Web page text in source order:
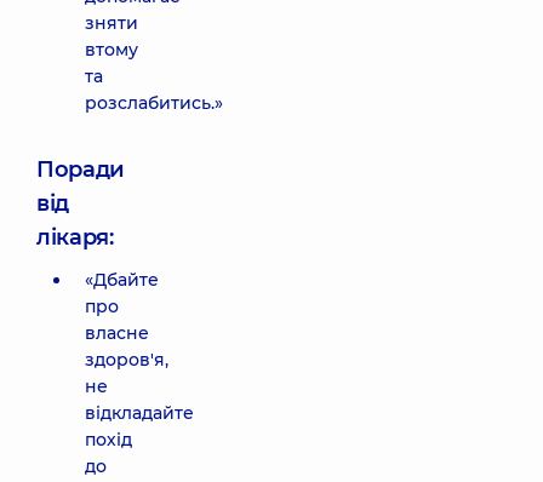
зняти
втому
та
розслабитись.»
Поради
від
лікаря:
«Дбайте
про
власне
здоров'я,
не
відкладайте
похід
до